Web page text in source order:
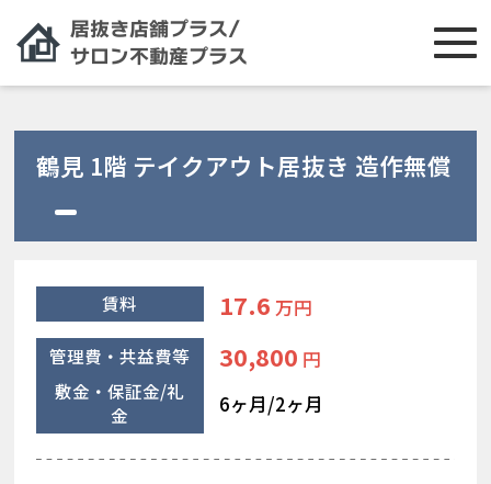
鶴見 1階 テイクアウト居抜き 造作無償
賃料 17.6 万円
管理費・共益費等 30,800 円
敷金・保証金/礼
金
6ヶ月/2ヶ月